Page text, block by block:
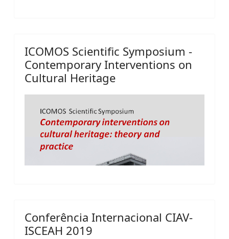
ICOMOS Scientific Symposium -
Contemporary Interventions on
Cultural Heritage
Conferência Internacional CIAV-
ISCEAH 2019